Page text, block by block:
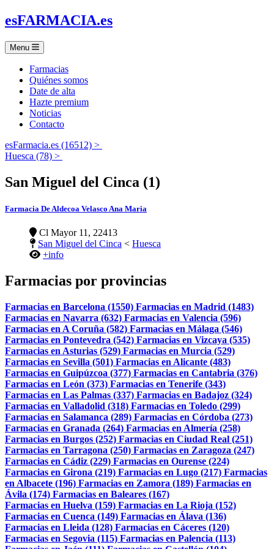
esFARMACIA.es
Menu
Farmacias
Quiénes somos
Date de alta
Hazte premium
Noticias
Contacto
esFarmacia.es (16512) >
Huesca (78) >
San Miguel del Cinca (1)
Farmacia De Aldecoa Velasco Ana Maria
Cl Mayor 11, 22413
San Miguel del Cinca < Huesca
+info
Farmacias por provincias
Farmacias en Barcelona (1550) Farmacias en Madrid (1483)
Farmacias en Navarra (632) Farmacias en Valencia (596)
Farmacias en A Coruña (582) Farmacias en Málaga (546)
Farmacias en Pontevedra (542) Farmacias en Vizcaya (535)
Farmacias en Asturias (529) Farmacias en Murcia (529)
Farmacias en Sevilla (501) Farmacias en Alicante (483)
Farmacias en Guipúzcoa (377) Farmacias en Cantabria (376)
Farmacias en León (373) Farmacias en Tenerife (343)
Farmacias en Las Palmas (337) Farmacias en Badajoz (324)
Farmacias en Valladolid (318) Farmacias en Toledo (299)
Farmacias en Salamanca (289) Farmacias en Córdoba (273)
Farmacias en Granada (264) Farmacias en Almería (258)
Farmacias en Burgos (252) Farmacias en Ciudad Real (251)
Farmacias en Tarragona (250) Farmacias en Zaragoza (247)
Farmacias en Cádiz (229) Farmacias en Ourense (224)
Farmacias en Girona (219) Farmacias en Lugo (217) Farmacias
en Albacete (196) Farmacias en Zamora (189) Farmacias en
Ávila (174) Farmacias en Baleares (167)
Farmacias en Huelva (159) Farmacias en La Rioja (152)
Farmacias en Cuenca (149) Farmacias en Álava (136)
Farmacias en Lleida (128) Farmacias en Cáceres (120)
Farmacias en Segovia (115) Farmacias en Palencia (113)